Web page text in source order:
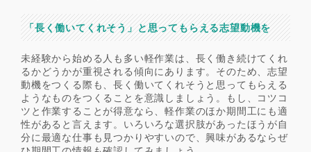
「長く働いてくれそう」と思ってもらえる志望動機を
未経験から始める人も多い軽作業は、長く働き続けてくれ
るかどうかが重視される傾向にあります。そのため、志望
動機をつくる際も、長く働いてくれそうと思ってもらえる
ようなものをつくることを意識しましょう。もし、コツコ
ツと作業することが得意なら、軽作業のほか期間工にも適
性があると言えます。いろいろな選択肢があったほうが自
分に最適な仕事も見つかりやすいので、興味があるならぜ